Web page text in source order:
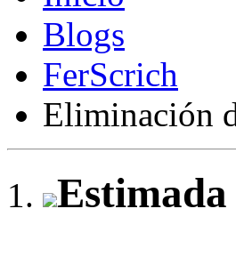
Blogs
FerScrich
Eliminación